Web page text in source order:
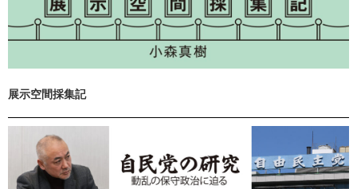
展示空間採集記